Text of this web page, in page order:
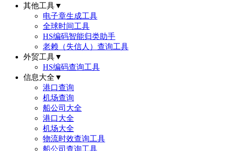
其他工具▼
电子章生成工具
全球时间工具
HS编码智能归类助手
老赖（失信人）查询工具
外贸工具▼
HS编码查询工具
信息大全 ▼
港口查询
机场查询
船公司大全
港口大全
机场大全
物流时效查询工具
船公司查询工具